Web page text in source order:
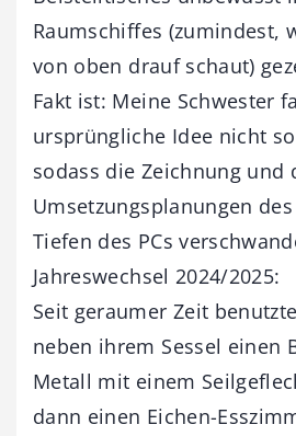
Raumschiffes (zumindest,
von oben drauf schaut)
Fakt ist: Meine Schwester
ursprüngliche Idee nicht
sodass die Zeichnung und
Umsetzungsplanungen
Tiefen des PCs
Jahreswechsel 2024/2025:
Seit geraumer Zeit
neben ihrem Sessel einen
Metall mit einem
dann einen Eichen-